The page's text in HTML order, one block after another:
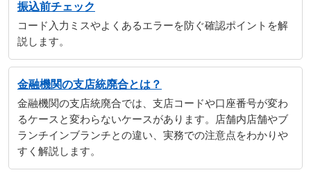
振込前チェック
コード入力ミスやよくあるエラーを防ぐ確認ポイントを解
説します。
金融機関の支店統廃合とは？
金融機関の支店統廃合では、支店コードや口座番号が変わ
るケースと変わらないケースがあります。店舗内店舗やブ
ランチインブランチとの違い、実務での注意点をわかりや
すく解説します。